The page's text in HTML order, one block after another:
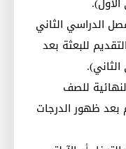
الدراسي الثاني
للبعثة بعد
.
للصف
بعد ظهور الدرجات